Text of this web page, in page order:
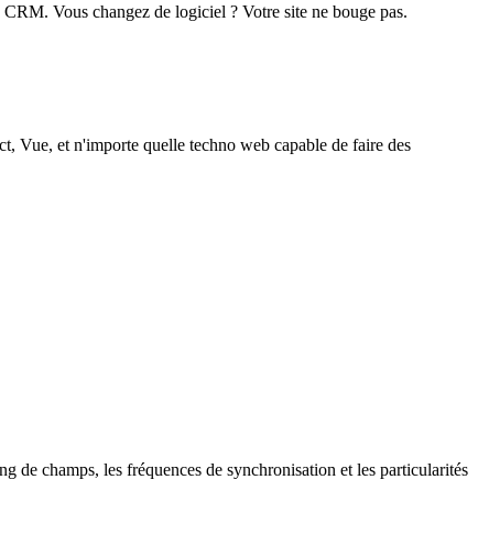
Vous changez de logiciel ? Votre site ne bouge pas.
Vue, et n'importe quelle techno web capable de faire des
champs, les fréquences de synchronisation et les particularités